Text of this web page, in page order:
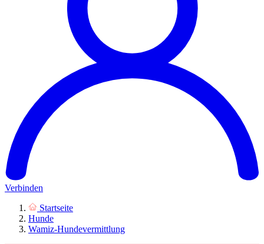
Verbinden
Startseite
Hunde
Wamiz-Hundevermittlung